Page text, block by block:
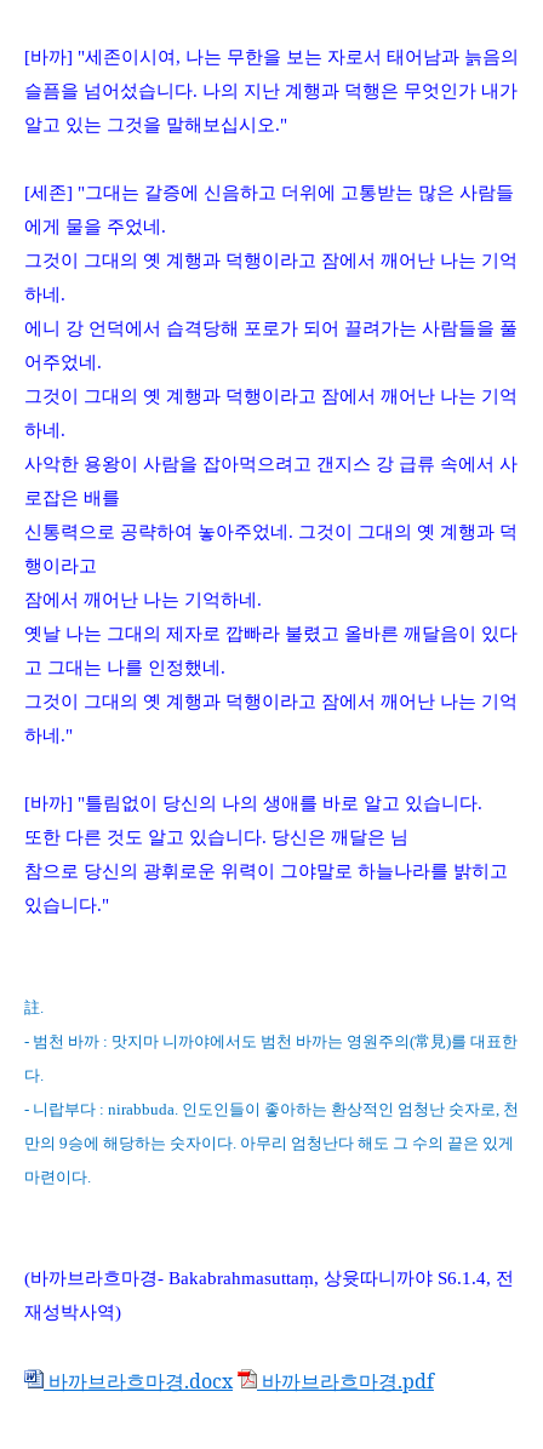
[바까] "세존이시여 , 나는 무한을 보는 자로서 태어남과 늙음의
슬픔을 넘어섰습니다. 나의 지난 계행과 덕행은 무엇인가 내가
알고 있는 그것을 말해보십시오."
[세존] "그대는 갈증에 신음하고 더위에 고통받는 많은 사람들
에게 물을 주었네 .
그것이 그대의 옛 계행과 덕행이라고 잠에서 깨어난 나는 기억
하네 .
에니 강 언덕에서 습격당해 포로가 되어 끌려가는 사람들을 풀
어주었네 .
그것이 그대의 옛 계행과 덕행이라고 잠에서 깨어난 나는 기억
하네 .
사악한 용왕이 사람을 잡아먹으려고 갠지스 강 급류 속에서 사
로잡은 배를
신통력으로 공략하여 놓아주었네 . 그것이 그대의 옛 계행과 덕
행이라고
잠에서 깨어난 나는 기억하네 .
옛날 나는 그대의 제자로 깝빠라 불렸고 올바른 깨달음이 있다
고 그대는 나를 인정했네 .
그것이 그대의 옛 계행과 덕행이라고 잠에서 깨어난 나는 기억
하네 ."
[바까] "틀림없이 당신의 나의 생애를 바로 알고 있습니다.
또한 다른 것도 알고 있습니다. 당신은 깨달은 님
참으로 당신의 광휘로운 위력이 그야말로 하늘나라를 밝히고
있습니다."
註.
- 범천 바까 : 맛지마 니까야에서도 범천 바까는 영원주의(常見)를 대표한
다.
- 니랍부다 : nirabbuda. 인도인들이 좋아하는 환상적인 엄청난 숫자로, 천
만의 9승에 해당하는 숫자이다. 아무리 엄청난다 해도 그 수의 끝은 있게
마련이다.
(바까브라흐마경- Bakabrahmasuttaṃ, 상윳따니까야 S6.1.4, 전
재성박사역)
바까브라흐마경.docx 바까브라흐마경.pdf